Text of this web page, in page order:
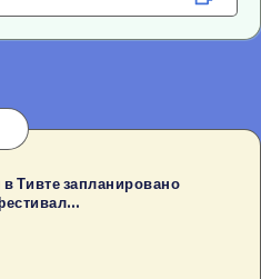
Тивте запланировано